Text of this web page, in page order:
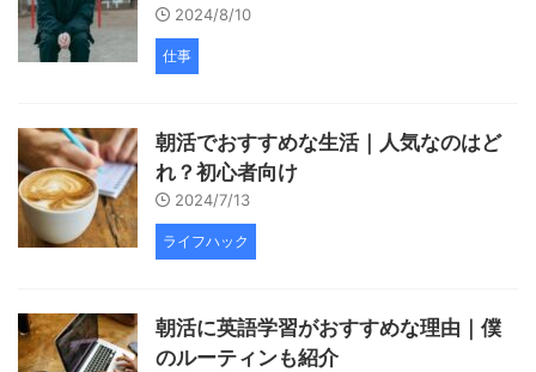
2024/8/10
仕事
朝活でおすすめな生活｜人気なのはど
れ？初心者向け
2024/7/13
ライフハック
朝活に英語学習がおすすめな理由｜僕
のルーティンも紹介